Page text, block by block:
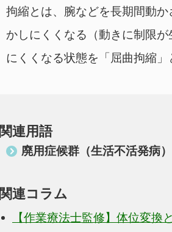
拘縮とは、腕などを長期間動
かしにくくなる（動きに制限
にくくなる状態を「屈曲拘縮」
関連用語
廃用症候群（生活不活発病）
関連コラム
【作業療法士監修】体位変